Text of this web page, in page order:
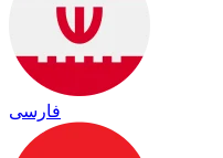
فارسی